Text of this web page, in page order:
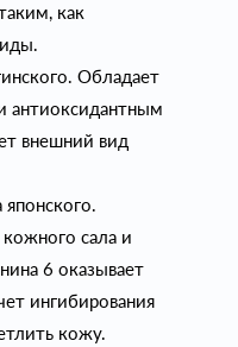
как
Обладает
антиоксидантным
внешний вид
сала и
6 оказывает
ингибирования
кожу.